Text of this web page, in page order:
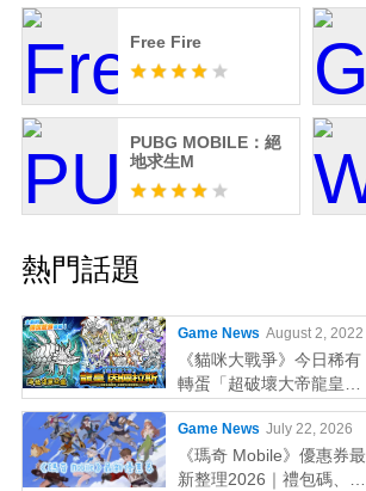
Free Fire
PUBG MOBILE：絕
地求生M
熱門話題
Game News August 2, 2022
《貓咪大戰爭》今日稀有
轉蛋「超破壞大帝龍皇因
佩拉斯」系列新角色登場
Game News July 22, 2026
《瑪奇 Mobile》優惠券最
新整理2026｜禮包碼、序